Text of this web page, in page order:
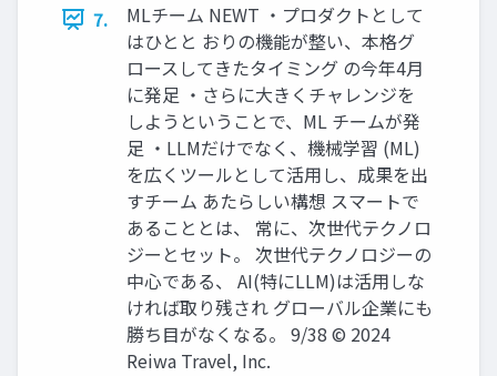
7.
MLチーム NEWT ・プロダクトとして
はひとと おりの機能が整い、本格グ
ロースしてきたタイミング の今年4月
に発足 ・さらに大きくチャレンジを
しようということで、ML チームが発
足 ・LLMだけでなく、機械学習 (ML)
を広くツールとして活用し、成果を出
すチーム あたらしい構想 スマートで
あることとは、 常に、次世代テクノロ
ジーとセット。 次世代テクノロジーの
中心である、 AI(特にLLM)は活用しな
ければ取り残され グローバル企業にも
勝ち目がなくなる。 9/38 © 2024
Reiwa Travel, Inc.